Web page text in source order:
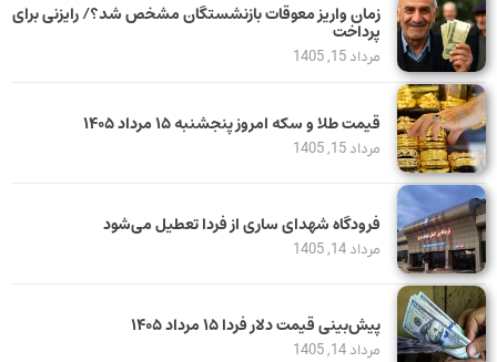
زمان واریز معوقات بازنشستگان مشخص شد؟/ رایزنی برای
پرداخت
مرداد 15, 1405
قیمت طلا و سکه امروز پنجشنبه ۱۵ مرداد ۱۴۰۵
مرداد 15, 1405
فرودگاه شهدای ساری از فردا تعطیل می‌شود
مرداد 14, 1405
پیش‌بینی قیمت دلار فردا ۱۵ مرداد ۱۴۰۵
مرداد 14, 1405